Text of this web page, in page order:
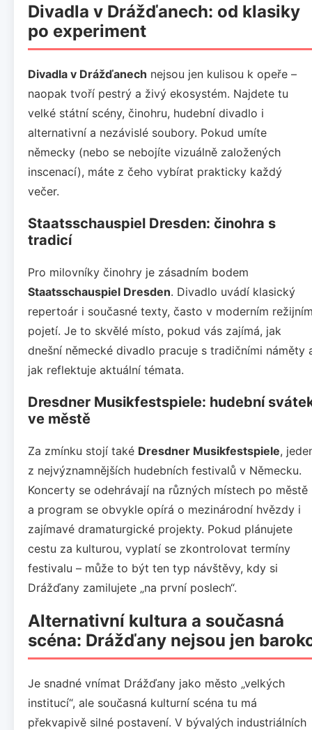
Divadla v Drážďanech: od klasiky
po experiment
Divadla v Drážďanech nejsou jen kulisou k opeře –
naopak tvoří pestrý a živý ekosystém. Najdete tu
velké státní scény, činohru, hudební divadlo i
alternativní a nezávislé soubory. Pokud umíte
německy (nebo se nebojíte vizuálně založených
inscenací), máte z čeho vybírat prakticky každý
večer.
Staatsschauspiel Dresden: činohra s
tradicí
Pro milovníky činohry je zásadním bodem
Staatsschauspiel Dresden. Divadlo uvádí klasický
repertoár i současné texty, často v moderním
pojetí. Je to skvělé místo, pokud vás zajímá, jak
dnešní německé divadlo pracuje s tradičními náměty
jak reflektuje aktuální témata.
Dresdner Musikfestspiele: hudební
ve městě
Za zmínku stojí také Dresdner Musikfestspiele,
z nejvýznamnějších hudebních festivalů v Německu.
Koncerty se odehrávají na různých místech po městě
a program se obvykle opírá o mezinárodní hvězdy i
zajímavé dramaturgické projekty. Pokud plánujete
cestu za kulturou, vyplatí se zkontrolovat termíny
festivalu – může to být ten typ návštěvy, kdy si
Drážďany zamilujete „na první poslech“.
Alternativní kultura a současná
scéna: Drážďany nejsou jen
Je snadné vnímat Drážďany jako město „velkých
institucí“, ale současná kulturní scéna tu má
překvapivě silné postavení. V bývalých industriálních